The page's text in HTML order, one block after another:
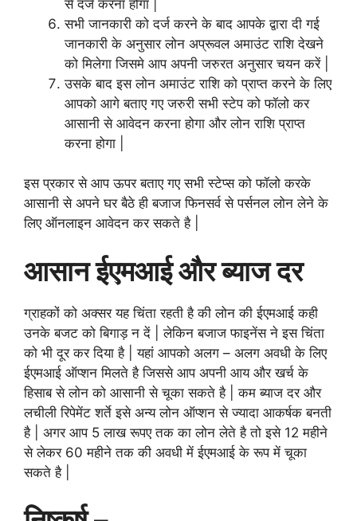
से दर्ज करना होगा |
सभी जानकारी को दर्ज करने के बाद आपके द्वारा दी गई
जानकारी के अनुसार लोन अप्रूवल अमाउंट राशि देखने
को मिलेगा जिसमे आप अपनी जरुरत अनुसार चयन करें |
उसके बाद इस लोन अमाउंट राशि को प्राप्त करने के लिए
आपको आगे बताए गए जरुरी सभी स्टेप को फॉलो कर
आसानी से आवेदन करना होगा और लोन राशि प्राप्त
करना होगा |
इस प्रकार से आप ऊपर बताए गए सभी स्टेप्स को फॉलो करके
आसानी से अपने घर बैठे ही बजाज फिनसर्व से पर्सनल लोन लेने के
लिए ऑनलाइन आवेदन कर सकते है |
आसान ईएमआईऔरब्याज दर
ग्राहकों को अक्सर यह चिंता रहती है की लोन की ईएमआई कही
उनके बजट को बिगाड़ न दें | लेकिन बजाज फाइनेंस ने इस चिंता
को भी दूर कर दिया है | यहां आपको अलग – अलग अवधी के लिए
ईएमआई ऑप्शन मिलते है जिससे आप अपनी आय और खर्च के
हिसाब से लोन को आसानी से चूका सकते है | कम ब्याज दर और
लचीली रिपेमेंट शर्ते इसे अन्य लोन ऑप्शन से ज्यादा आकर्षक बनती
है | अगर आप 5 लाख रूपए तक का लोन लेते है तो इसे 12 महीने
से लेकर 60 महीने तक की अवधी में ईएमआई के रूप में चूका
सकते है |